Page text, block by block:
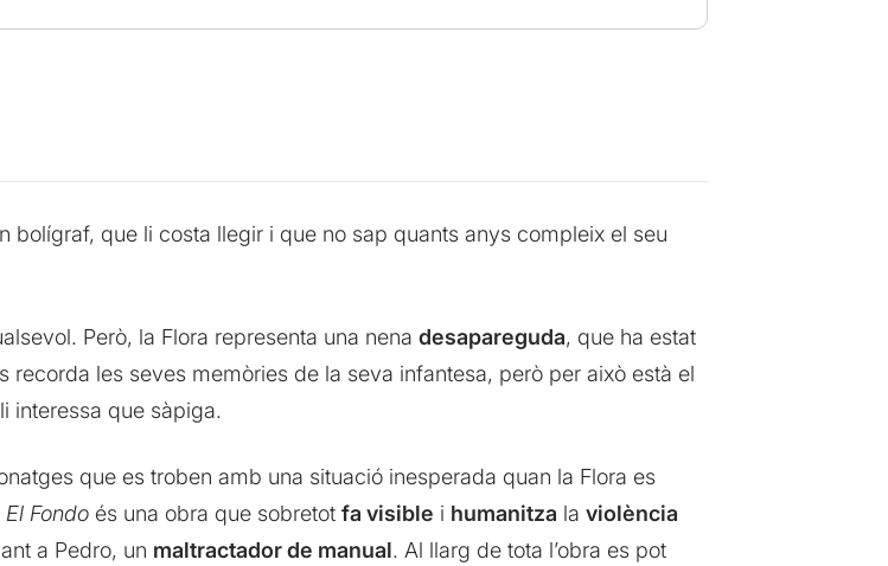
bolígraf, que li costa llegir i que no sap quants anys compleix el seu
Però, la Flora representa una nena desapareguda, que ha estat
recorda les seves memòries de la seva infantesa, però per això està el
interessa que sàpiga.
que es troben amb una situació inesperada quan la Flora es
El Fondoés una obra que sobretot fa visible i humanitza la violència
a Pedro, un maltractador de manual. Al llarg de tota l’obra es pot